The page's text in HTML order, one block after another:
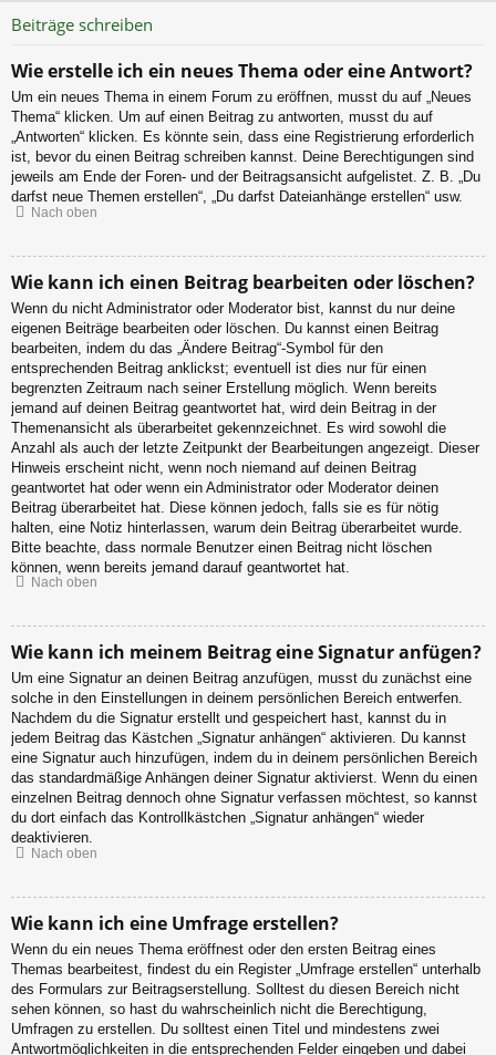
Beiträge schreiben
Wie erstelle ich ein neues Thema oder eine Antwort?
Um ein neues Thema in einem Forum zu eröffnen, musst du auf „Neues
Thema“ klicken. Um auf einen Beitrag zu antworten, musst du auf
„Antworten“ klicken. Es könnte sein, dass eine Registrierung erforderlich
ist, bevor du einen Beitrag schreiben kannst. Deine Berechtigungen sind
jeweils am Ende der Foren- und der Beitragsansicht aufgelistet. Z. B. „Du
darfst neue Themen erstellen“, „Du darfst Dateianhänge erstellen“ usw.
Nach oben
Wie kann ich einen Beitrag bearbeiten oder löschen?
Wenn du nicht Administrator oder Moderator bist, kannst du nur deine
eigenen Beiträge bearbeiten oder löschen. Du kannst einen Beitrag
bearbeiten, indem du das „Ändere Beitrag“-Symbol für den
entsprechenden Beitrag anklickst; eventuell ist dies nur für einen
begrenzten Zeitraum nach seiner Erstellung möglich. Wenn bereits
jemand auf deinen Beitrag geantwortet hat, wird dein Beitrag in der
Themenansicht als überarbeitet gekennzeichnet. Es wird sowohl die
Anzahl als auch der letzte Zeitpunkt der Bearbeitungen angezeigt. Dieser
Hinweis erscheint nicht, wenn noch niemand auf deinen Beitrag
geantwortet hat oder wenn ein Administrator oder Moderator deinen
Beitrag überarbeitet hat. Diese können jedoch, falls sie es für nötig
halten, eine Notiz hinterlassen, warum dein Beitrag überarbeitet wurde.
Bitte beachte, dass normale Benutzer einen Beitrag nicht löschen
können, wenn bereits jemand darauf geantwortet hat.
Nach oben
Wie kann ich meinem Beitrag eine Signatur anfügen?
Um eine Signatur an deinen Beitrag anzufügen, musst du zunächst eine
solche in den Einstellungen in deinem persönlichen Bereich entwerfen.
Nachdem du die Signatur erstellt und gespeichert hast, kannst du in
jedem Beitrag das Kästchen „Signatur anhängen“ aktivieren. Du kannst
eine Signatur auch hinzufügen, indem du in deinem persönlichen Bereich
das standardmäßige Anhängen deiner Signatur aktivierst. Wenn du einen
einzelnen Beitrag dennoch ohne Signatur verfassen möchtest, so kannst
du dort einfach das Kontrollkästchen „Signatur anhängen“ wieder
deaktivieren.
Nach oben
Wie kann ich eine Umfrage erstellen?
Wenn du ein neues Thema eröffnest oder den ersten Beitrag eines
Themas bearbeitest, findest du ein Register „Umfrage erstellen“ unterhalb
des Formulars zur Beitragserstellung. Solltest du diesen Bereich nicht
sehen können, so hast du wahrscheinlich nicht die Berechtigung,
Umfragen zu erstellen. Du solltest einen Titel und mindestens zwei
Antwortmöglichkeiten in die entsprechenden Felder eingeben und dabei